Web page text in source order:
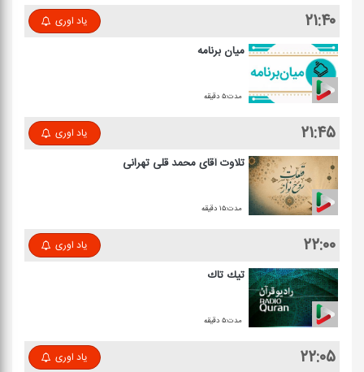
۲۱:۴۰ یاد اوری
میان برنامه
مدت:۵ دقیقه
۲۱:۴۵ یاد اوری
تلاوت آقای محمد قلی تهرانی
مدت:۱۵ دقیقه
۲۲:۰۰ یاد اوری
تیك تاك
مدت:۵ دقیقه
۲۲:۰۵ یاد اوری